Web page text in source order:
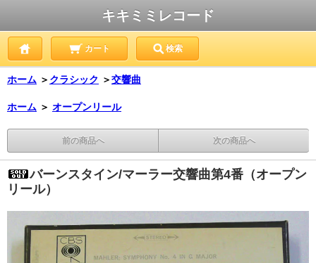
キキミミレコード
カート 検索
ホーム ＞ クラシック ＞交響曲
ホーム ＞ オープンリール
前の商品へ 次の商品へ
バーンスタイン/マーラー交響曲第4番（オープン
リール）